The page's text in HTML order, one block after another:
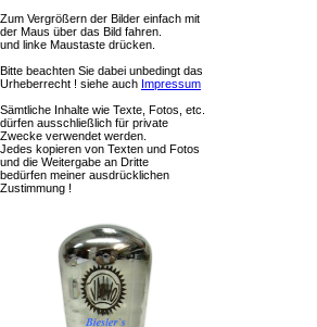
Zum Vergrößern der Bilder einfach mit
der Maus über das Bild fahren.
und linke Maustaste drücken.
Bitte beachten Sie dabei unbedingt das
Urheberrecht ! siehe auch Impressum
Sämtliche Inhalte wie Texte, Fotos, etc.
dürfen ausschließlich für private
Zwecke verwendet werden.
Jedes kopieren von Texten und Fotos
und die Weitergabe an Dritte
bedürfen meiner ausdrücklichen
Zustimmung !